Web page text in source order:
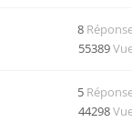
8
55389
5
44298